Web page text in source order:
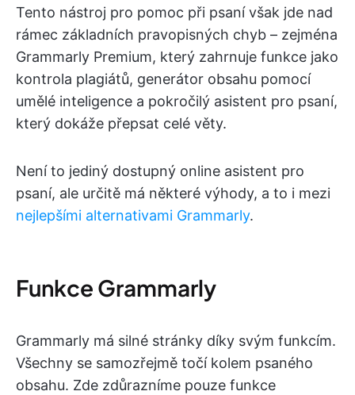
Tento nástroj pro pomoc při psaní však jde nad
rámec základních pravopisných chyb – zejména
Grammarly Premium, který zahrnuje funkce jako
kontrola plagiátů, generátor obsahu pomocí
umělé inteligence a pokročilý asistent pro psaní,
který dokáže přepsat celé věty.
Není to jediný dostupný online asistent pro
psaní, ale určitě má některé výhody, a to i mezi
nejlepšími alternativami Grammarly.
Funkce Grammarly
Grammarly má silné stránky díky svým funkcím.
Všechny se samozřejmě točí kolem psaného
obsahu. Zde zdůrazníme pouze funkce